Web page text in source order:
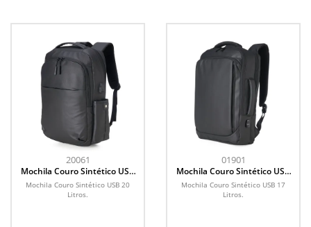
20061
Mochila Couro Sintético USB
20L
Mochila Couro Sintético USB 20
Litros.
01901
Mochila Couro Sintético USB
17 Litros
Mochila Couro Sintético USB 17
Litros.